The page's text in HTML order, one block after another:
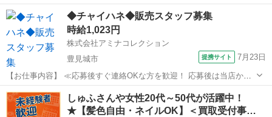
じて、お客様の快適なライフスタイルをサポートするお仕事です。 単
なる「販売」ではなく、お客様一人ひとりのお悩みやご希望に寄り添
うコンサルティング要素が強い...
沖縄 携帯ショップ
◆チャイハネ◆販売スタッフ募集
時給1,023円
株式会社アミナコレクション
豊見城市
提携サイト 7月23日
【お仕事内容】 ≪応募後すぐ連絡OKな方を歓迎！ 応募後は当店から
お電話・メールでご連絡します≫ ・面接時に履歴書の持参をお願いし
ています！ ・ご不明点はお気軽にご連絡ください！ ■CAMP・
RESORT・TRAVELをテ...
沖縄 豊見城市 その他
しゅふさんや女性20代～50代が活躍中！
★【髪色自由・ネイルOK】＜買取受付事…